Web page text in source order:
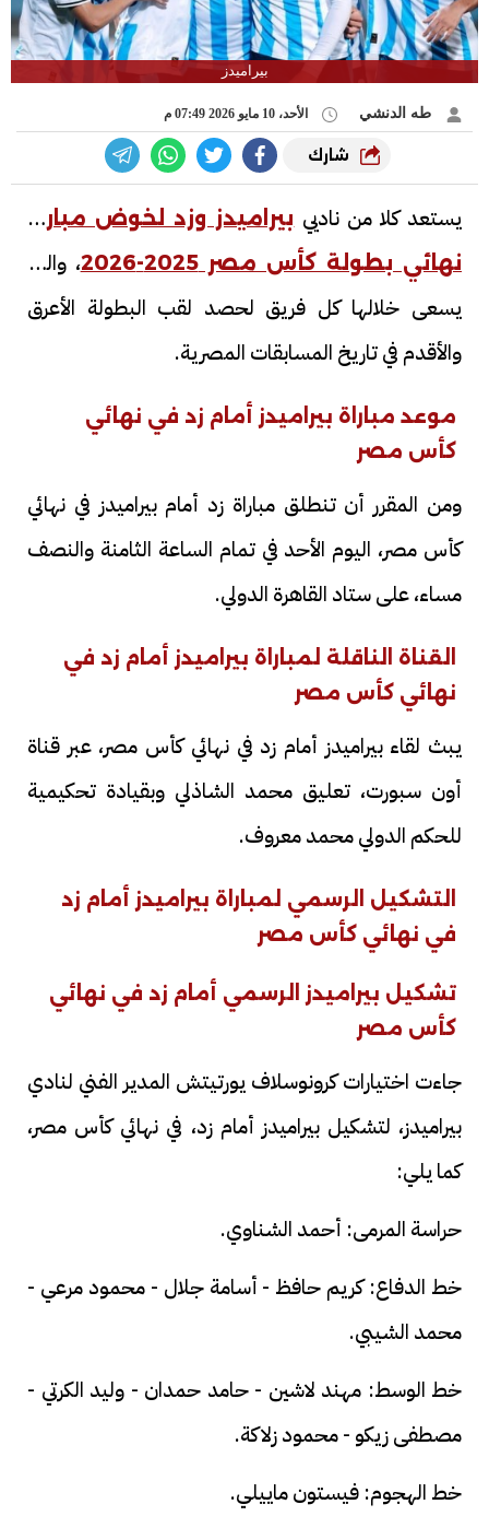
بيراميدز
طه الدنشي الأحد، 10 مايو 2026 07:49 م
شارك
يستعد كلا من نادييبيراميدز وزد لخوض مباراة
نهائي بطولة كأس مصر 2025-2026
، والتي
يسعى خلالها كل فريق لحصد لقب البطولة الأعرق
والأقدم في تاريخ المسابقات المصرية.
موعد مباراة بيراميدز أمام زد في نهائي
كأس مصر
ومن المقرر أن تنطلق مباراة زد أمام بيراميدز في نهائي
كأس مصر، اليوم الأحد في تمام الساعة الثامنة والنصف
مساء، على ستاد القاهرة الدولي.
القناة الناقلة لمباراة بيراميدز أمام زد في
نهائي كأس مصر
يبث لقاء بيراميدز أمام زد في نهائي كأس مصر، عبر قناة
أون سبورت، تعليق محمد الشاذلي وبقيادة تحكيمية
للحكم الدولي محمد معروف.
التشكيل الرسمي لمباراة بيراميدز أمام زد
في نهائي كأس مصر
تشكيل بيراميدز الرسمي أمام زد في نهائي
كأس مصر
جاءت اختيارات كرونوسلاف يورتيتش المدير الفني لنادي
بيراميدز، لتشكيل بيراميدز أمام زد، في نهائي كأس مصر،
كما يلي:
حراسة المرمى: أحمد الشناوي.
خط الدفاع: كريم حافظ - أسامة جلال - محمود مرعي -
محمد الشيبي.
خط الوسط: مهند لاشين - حامد حمدان - وليد الكرتي -
مصطفى زيكو - محمود زلاكة.
خط الهجوم: فيستون ماييلي.